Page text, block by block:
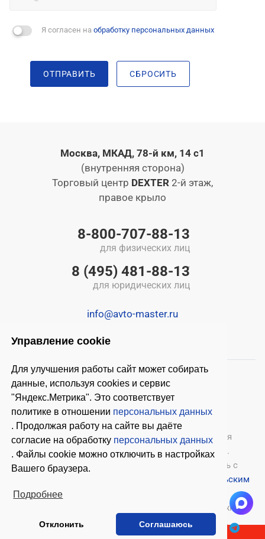
Управление cookie
Для улучшения работы сайт может собирать
данные, используя cookies и сервис
"Яндекс.Метрика". Это соответствует
политике в отношении персональных данных
. Продолжая работу на сайте вы даёте
согласие на обработку персональных данных
. Файлы cookie можно отключить в настройках
Вашего браузера.
Подробнее
Отклонить
Соглашаюсь
Я согласен на обработку персональных данных
ОТПРАВИТЬ СБРОСИТЬ
Москва, МКАД, 78-й км, 14 с1
(внутренняя сторона)
Торговый центр DEXTER 2-й этаж,
правое крыло
8-800-707-88-13
для физических лиц
8 (495) 481-88-13
для юридических лиц
info@avto-master.ru
© 2026 ООО «Автомастер»— оборудование для
автосервиса, шиномонтажное оборудование.
Оставляя заявки на нашем сайте, ознакомьтесь с
Пользовательским
Копирование материалов с этого сайта возможно
только с письменного согласия владельцев.